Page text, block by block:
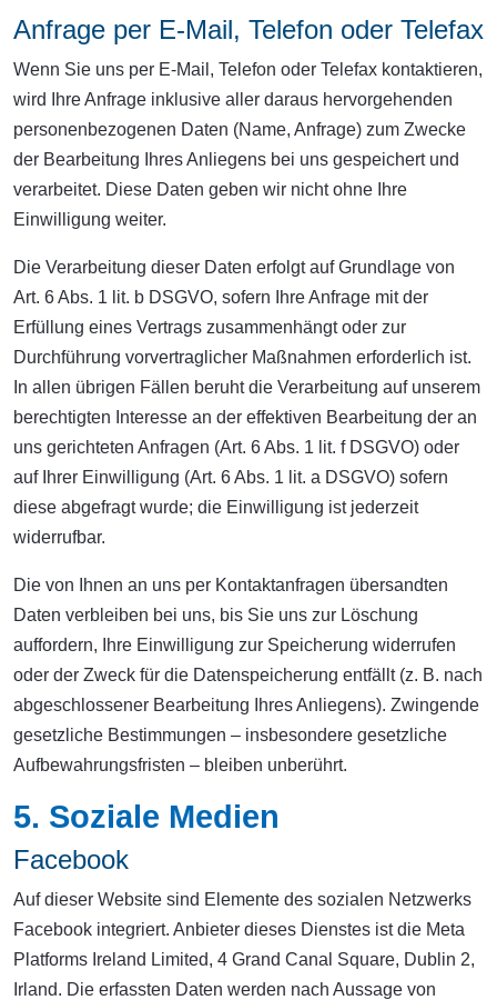
Anfrage per E-Mail, Telefon oder Telefax
Wenn Sie uns per E-Mail, Telefon oder Telefax kontaktieren,
wird Ihre Anfrage inklusive aller daraus hervorgehenden
personenbezogenen Daten (Name, Anfrage) zum Zwecke
der Bearbeitung Ihres Anliegens bei uns gespeichert und
verarbeitet. Diese Daten geben wir nicht ohne Ihre
Einwilligung weiter.
Die Verarbeitung dieser Daten erfolgt auf Grundlage von
Art. 6 Abs. 1 lit. b DSGVO, sofern Ihre Anfrage mit der
Erfüllung eines Vertrags zusammenhängt oder zur
Durchführung vorvertraglicher Maßnahmen erforderlich ist.
In allen übrigen Fällen beruht die Verarbeitung auf unserem
berechtigten Interesse an der effektiven Bearbeitung der an
uns gerichteten Anfragen (Art. 6 Abs. 1 lit. f DSGVO) oder
auf Ihrer Einwilligung (Art. 6 Abs. 1 lit. a DSGVO) sofern
diese abgefragt wurde; die Einwilligung ist jederzeit
widerrufbar.
Die von Ihnen an uns per Kontaktanfragen übersandten
Daten verbleiben bei uns, bis Sie uns zur Löschung
auffordern, Ihre Einwilligung zur Speicherung widerrufen
oder der Zweck für die Datenspeicherung entfällt (z. B. nach
abgeschlossener Bearbeitung Ihres Anliegens). Zwingende
gesetzliche Bestimmungen – insbesondere gesetzliche
Aufbewahrungsfristen – bleiben unberührt.
5. Soziale Medien
Facebook
Auf dieser Website sind Elemente des sozialen Netzwerks
Facebook integriert. Anbieter dieses Dienstes ist die Meta
Platforms Ireland Limited, 4 Grand Canal Square, Dublin 2,
Irland. Die erfassten Daten werden nach Aussage von